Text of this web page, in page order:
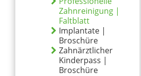
Zahnreinigung |
Faltblatt
Implantate |
Broschüre
Zahnärztlicher
Kinderpass |
Broschüre